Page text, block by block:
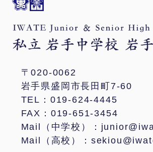
〒020-0062
岩手県盛岡市長田町7-60
TEL：019-624-4445
FAX：019-651-3454
Mail（中学校）：
Mail（高校）：